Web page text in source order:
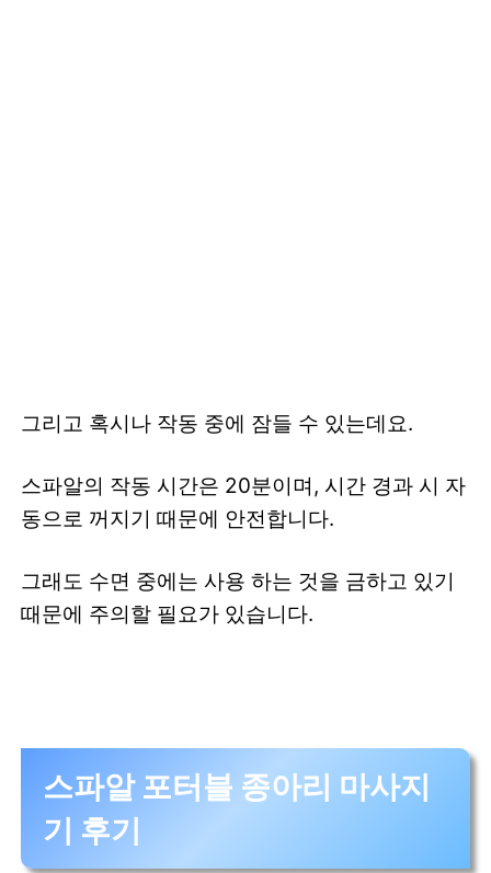
그리고 혹시나 작동 중에 잠들 수 있는데요.
스파알의 작동 시간은 20분이며, 시간 경과 시 자
동으로 꺼지기 때문에 안전합니다.
그래도 수면 중에는 사용 하는 것을 금하고 있기
때문에 주의할 필요가 있습니다.
스파알 포터블 종아리 마사지
기 후기